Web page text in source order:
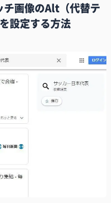
画像のAlt（代替テ
設定する方法